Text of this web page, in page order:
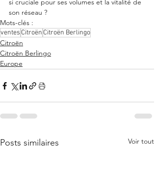
si cruciale pour ses volumes et la vitalité de
son réseau ?
Mots-clés :
ventes Citroën Citroën Berlingo
Citroën
Citroën Berlingo
Europe
Posts similaires Voir tout